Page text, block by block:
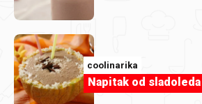
Članak
Što sve možeš pripremiti
passate?
coolinarika
Napitak od